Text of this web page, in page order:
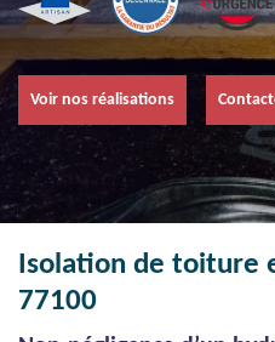
Voir nos réalisations
Isolation de toiture
77100